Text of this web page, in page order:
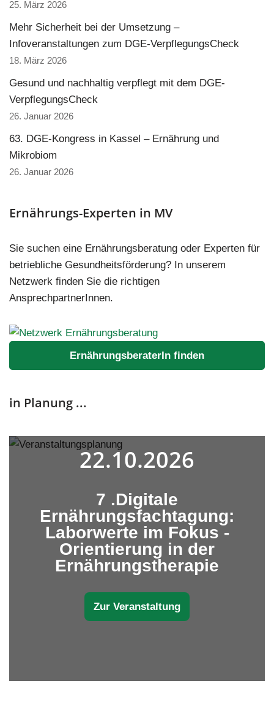
25. März 2026
Mehr Sicherheit bei der Umsetzung –
Infoveranstaltungen zum DGE-VerpflegungsCheck
18. März 2026
Gesund und nachhaltig verpflegt mit dem DGE-
VerpflegungsCheck
26. Januar 2026
63. DGE-Kongress in Kassel – Ernährung und
Mikrobiom
26. Januar 2026
Ernährungs-Experten in MV
Sie suchen eine Ernährungsberatung oder Experten für
betriebliche Gesundheitsförderung? In unserem
Netzwerk finden Sie die richtigen
AnsprechpartnerInnen.
ErnährungsberaterIn finden
in Planung ...
22.10.2026
7 .Digitale
Ernährungsfachtagung:
Laborwerte im Fokus -
Orientierung in der
Ernährungstherapie
Zur Veranstaltung